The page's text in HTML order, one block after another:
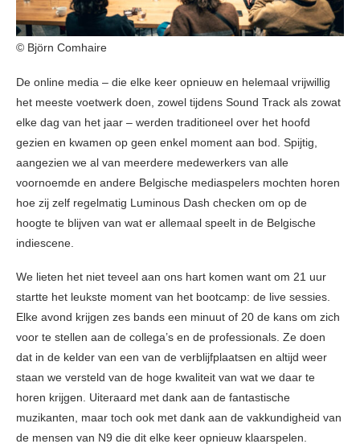
© Björn Comhaire
De online media – die elke keer opnieuw en helemaal vrijwillig
het meeste voetwerk doen, zowel tijdens Sound Track als zowat
elke dag van het jaar – werden traditioneel over het hoofd
gezien en kwamen op geen enkel moment aan bod. Spijtig,
aangezien we al van meerdere medewerkers van alle
voornoemde en andere Belgische mediaspelers mochten horen
hoe zij zelf regelmatig Luminous Dash checken om op de
hoogte te blijven van wat er allemaal speelt in de Belgische
indiescene.
We lieten het niet teveel aan ons hart komen want om 21 uur
startte het leukste moment van het bootcamp: de live sessies.
Elke avond krijgen zes bands een minuut of 20 de kans om zich
voor te stellen aan de collega’s en de professionals. Ze doen
dat in de kelder van een van de verblijfplaatsen en altijd weer
staan we versteld van de hoge kwaliteit van wat we daar te
horen krijgen. Uiteraard met dank aan de fantastische
muzikanten, maar toch ook met dank aan de vakkundigheid van
de mensen van N9 die dit elke keer opnieuw klaarspelen.